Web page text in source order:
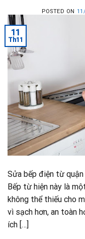
POSTED ON
11
Th11
Sửa bếp điện từ quận
Bếp từ hiện này là
không thể thiếu cho
vì sạch hơn, an toàn
ích […]